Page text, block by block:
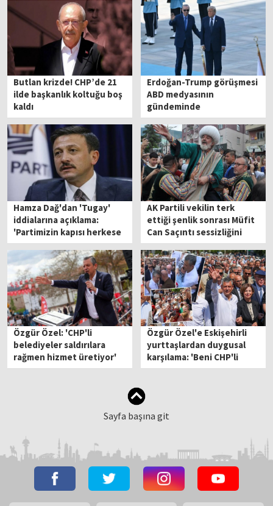
Butlan krizde! CHP’de 21
ilde başkanlık koltuğu boş
kaldı
Erdoğan-Trump görüşmesi
ABD medyasının
gündeminde
Hamza Dağ'dan 'Tugay'
iddialarına açıklama:
'Partimizin kapısı herkese
açık'
AK Partili vekilin terk
ettiği şenlik sonrası Müfit
Can Saçıntı sessizliğini
bozdu
Özgür Özel: 'CHP'li
belediyeler saldırılara
rağmen hizmet üretiyor'
Özgür Özel'e Eskişehirli
yurttaşlardan duygusal
karşılama: 'Beni CHP'li
yaptınız'
Sayfa başına git